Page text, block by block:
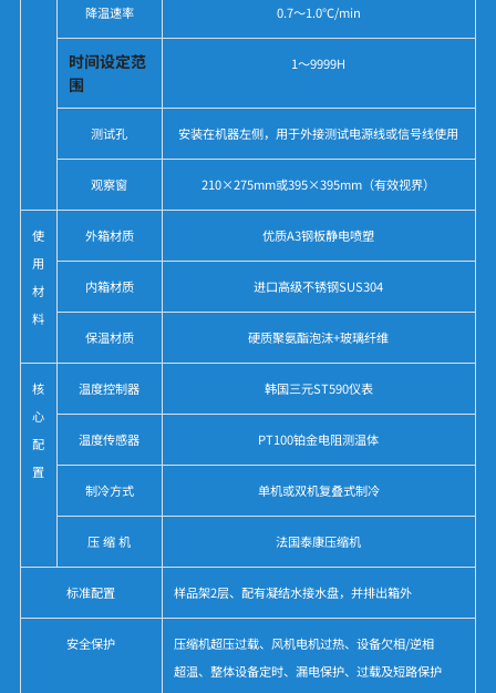
降温速率 0.7～1.0℃/min
时间设定范
围
1～9999H
测试孔 安装在机器左侧，用于外接测试电源线或信号线使用
观察窗 210×275mm或395×395mm（有效视界）
使
用
材
料
外箱材质 优质A3钢板静电喷塑
内箱材质 进口高级不锈钢SUS304
保温材质 硬质聚氨酯泡沫+玻璃纤维
核
心
配
置
温度控制器 韩国三元ST590仪表
温度传感器 PT100铂金电阻测温体
制冷方式 单机或双机复叠式制冷
压 缩 机 法国泰康压缩机
标准配置 样品架2层、配有凝结水接水盘，并排出箱外
安全保护
压缩机超压过载、风机电机过热、设备欠相/逆相
超温、整体设备定时、漏电保护、过载及短路保护